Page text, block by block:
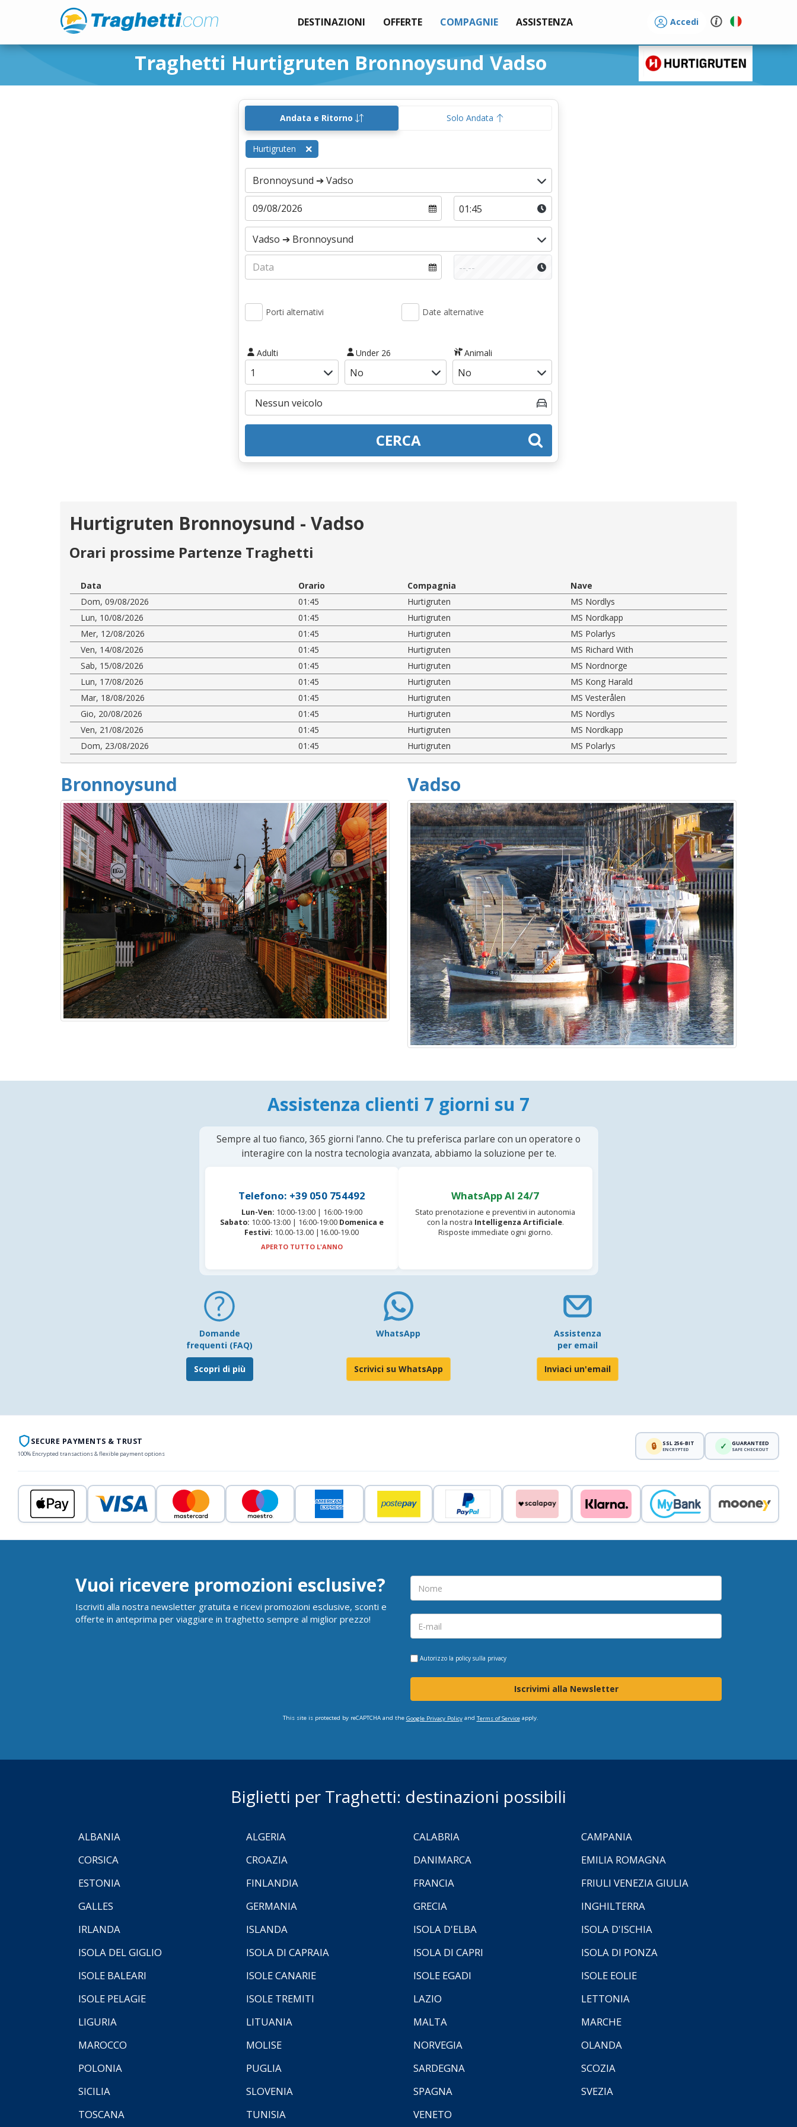
DESTINAZIONI OFFERTE COMPAGNIE ASSISTENZA Accedi
Traghetti Hurtigruten Bronnoysund Vadso
Andata e Ritorno Solo Andata
Hurtigruten
Porti alternativi Date alternative
Adulti Under 26 Animali
CERCA
Hurtigruten Bronnoysund - Vadso
Orari prossime Partenze Traghetti
Data Orario Compagnia
Nave
Dom, 09/08/2026
01:45 Hurtigruten
MS Nordlys
Lun, 10/08/2026
01:45 Hurtigruten
MS Nordkapp
Mer, 12/08/2026
01:45 Hurtigruten
MS Polarlys
Ven, 14/08/2026
01:45 Hurtigruten
MS Richard With
Sab, 15/08/2026
01:45 Hurtigruten
MS Nordnorge
Lun, 17/08/2026
01:45 Hurtigruten
MS Kong Harald
Mar, 18/08/2026
01:45 Hurtigruten
MS Vesterålen
Gio, 20/08/2026
01:45 Hurtigruten
MS Nordlys
Ven, 21/08/2026
01:45 Hurtigruten
MS Nordkapp
Dom, 23/08/2026
01:45 Hurtigruten MS Polarlys
Bronnoysund Vadso
Assistenza clienti 7 giorni su 7
Sempre al tuo fianco, 365 giorni l'anno. Che tu preferisca parlare con un operatore o
interagire con la nostra tecnologia avanzata, abbiamo la soluzione per te.
Telefono: +39 050 754492
Lun-Ven: 10:00-13:00 | 16:00-19:00
Sabato: 10:00-13:00 | 16:00-19:00 Domenica e
Festivi: 10.00-13.00 |16.00-19.00
APERTO TUTTO L'ANNO
WhatsApp AI 24/7
Stato prenotazione e preventivi in autonomia
con la nostra Intelligenza Artificiale.
Risposte immediate ogni giorno.
Domande
frequenti (FAQ)
Scopri di più
WhatsApp
Scrivici su WhatsApp
Assistenza
per email
Inviaci un'email
SECURE PAYMENTS & TRUST
100% Encrypted transactions & flexible payment options
🔒 SSL 256-BIT
ENCRYPTED ✓ GUARANTEED
SAFE CHECKOUT
Vuoi ricevere promozioni esclusive?
Iscriviti alla nostra newsletter gratuita e ricevi promozioni esclusive, sconti e
offerte in anteprima per viaggiare in traghetto sempre al miglior prezzo!
Autorizzo la policy sulla privacy
Iscrivimi alla Newsletter
This site is protected by reCAPTCHA and the Google Privacy Policyand Terms of Serviceapply.
Biglietti per Traghetti: destinazioni possibili
ALBANIA ALGERIA CALABRIA
CAMPANIA
CORSICA
CROAZIA DANIMARCA
EMILIA ROMAGNA
ESTONIA
FINLANDIA FRANCIA
FRIULI VENEZIA GIULIA
GALLES
GERMANIA GRECIA
INGHILTERRA
IRLANDA
ISLANDA ISOLA D'ELBA
ISOLA D'ISCHIA
ISOLA DEL GIGLIO
ISOLA DI CAPRAIA ISOLA DI CAPRI
ISOLA DI PONZA
ISOLE BALEARI
ISOLE CANARIE ISOLE EGADI
ISOLE EOLIE
ISOLE PELAGIE
ISOLE TREMITI LAZIO
LETTONIA
LIGURIA
LITUANIA MALTA
MARCHE
MAROCCO
MOLISE NORVEGIA
OLANDA
POLONIA
PUGLIA SARDEGNA
SCOZIA
SICILIA
SLOVENIA SPAGNA
SVEZIA
TOSCANA
TUNISIA VENETO